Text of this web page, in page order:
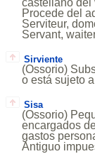
castellano del
Procede del
Serviteur,
Servant,
Sirviente
(Ossorio)
o está sujeto
Sisa
(Ossorio)
encargados
gastos
Antiguo